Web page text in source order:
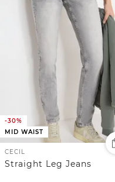
-30%
MID WAIST
CECIL
Straight Leg Jeans